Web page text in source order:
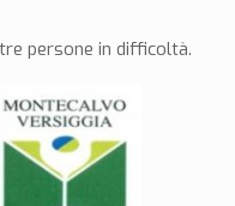
persone in difficoltà.